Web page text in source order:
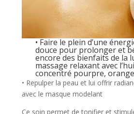
• Faire le plein d’une
douce pour prolonger et
encore des bienfaits de la
massage relaxant avec
concentré pourpre,
• Repulper la peau et lui offrir
avec le masque modelant
Ce soin permet de tonifier et